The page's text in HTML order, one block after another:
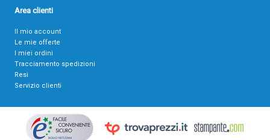
Area clienti
Il mio account
Le mie offerte
I miei ordini
Tracciamento spedizioni
Resi
Servizio clienti